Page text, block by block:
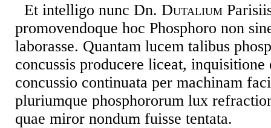
Et intelligo nunc Dn. Dutalium
promovendoque hoc Phosphoro non
laborasse. Quantam lucem talibus
concussis producere liceat,
concussio continuata per machinam
pluriumque phosphororum lux
quae miror nondum fuisse tentata.